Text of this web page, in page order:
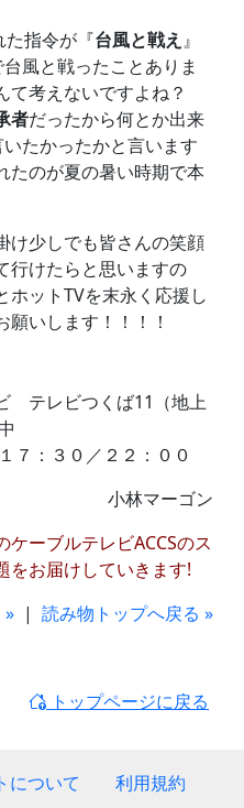
た指令が『台風と戦え』
風と戦ったことありま
て考えないですよね？
者だったから何とか出来
たかったかと言います
たのが夏の暑い時期で本
け少しでも皆さんの笑顔
行けたらと思いますの
ホットTVを末永く応援し
いします！！！！
テレビつくば11（地上
：３０／２２：００
小林マーゴン
ーブルテレビACCSのス
をお届けしていきます!
» | 読み物トップへ戻る »
トップページに戻る
について 利用規約